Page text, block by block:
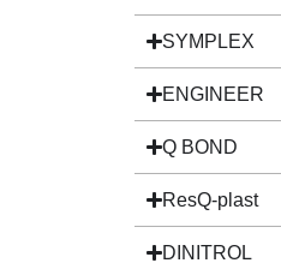
SYMPLEX
ENGINEER
Q BOND
ResQ-plast
DINITROL